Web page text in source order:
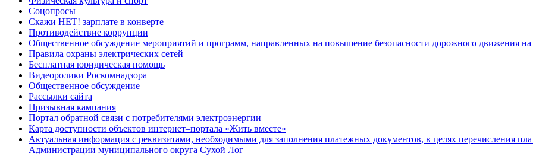
Соцопросы
Скажи НЕТ! зарплате в конверте
Противодействие коррупции
Общественное обсуждение мероприятий и программ, направленных на повышение безопасности дорожного движения на
Правила охраны электрических сетей
Бесплатная юридическая помощь
Видеоролики Роскомнадзора
Общественное обсуждение
Рассылки сайта
Призывная кампания
Портал обратной связи с потребителями электроэнергии
Карта доступности объектов интернет–портала «Жить вместе»
Актуальная информация с реквизитами, необходимыми для заполнения платежных документов, в целях перечисления
Администрации муниципального округа Сухой Лог